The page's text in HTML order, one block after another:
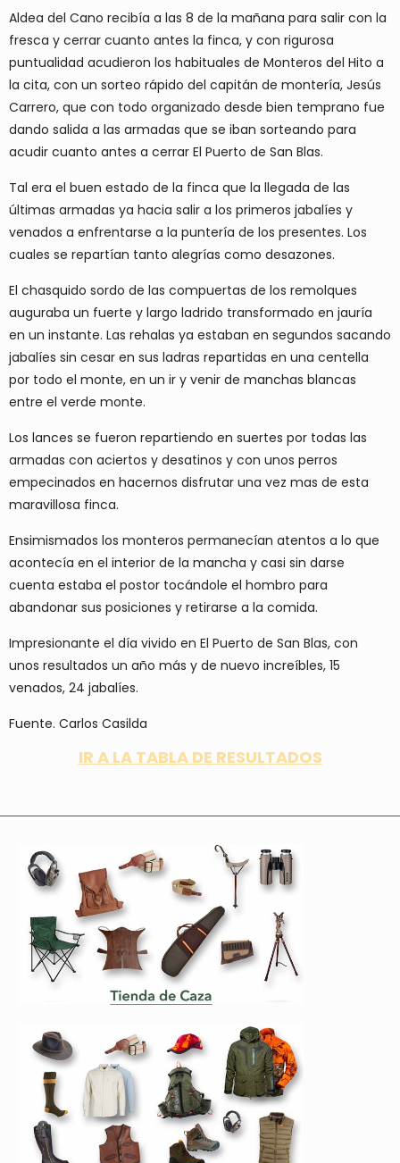
Aldea del Cano recibía a las 8 de la mañana para salir con la
fresca y cerrar cuanto antes la finca, y con rigurosa
puntualidad acudieron los habituales de Monteros del Hito a
la cita, con un sorteo rápido del capitán de montería, Jesús
Carrero, que con todo organizado desde bien temprano fue
dando salida a las armadas que se iban sorteando para
acudir cuanto antes a cerrar El Puerto de San Blas.
Tal era el buen estado de la finca que la llegada de las
últimas armadas ya hacia salir a los primeros jabalíes y
venados a enfrentarse a la puntería de los presentes. Los
cuales se repartían tanto alegrías como desazones.
El chasquido sordo de las compuertas de los remolques
auguraba un fuerte y largo ladrido transformado en jauría
en un instante. Las rehalas ya estaban en segundos sacando
jabalíes sin cesar en sus ladras repartidas en una centella
por todo el monte, en un ir y venir de manchas blancas
entre el verde monte.
Los lances se fueron repartiendo en suertes por todas las
armadas con aciertos y desatinos y con unos perros
empecinados en hacernos disfrutar una vez mas de esta
maravillosa finca.
Ensimismados los monteros permanecían atentos a lo que
acontecía en el interior de la mancha y casi sin darse
cuenta estaba el postor tocándole el hombro para
abandonar sus posiciones y retirarse a la comida.
Impresionante el día vivido en El Puerto de San Blas, con
unos resultados un año más y de nuevo increíbles, 15
venados, 24 jabalíes.
Fuente. Carlos Casilda
IR A LA TABLA DE RESULTADOS